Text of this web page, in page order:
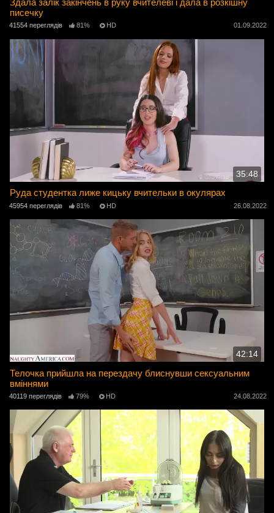
Здала залік закінчень в руку вчителеві і дала в розкішну
писечку
41554 переглядів 81% HD 01.09.2022
35:48
Руда студентка лиже кицьку вчительки в окулярах
45954 переглядів 81% HD 26.08.2022
42:14
Телочка прийшла на перездачу блиснувши сексуальним
вміннями
40119 переглядів 79% HD 24.08.2022